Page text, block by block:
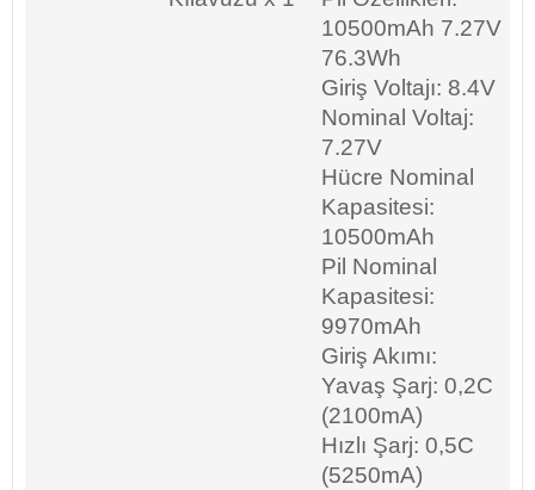
10500mAh 7.27V
76.3Wh
Giriş Voltajı: 8.4V
Nominal Voltaj:
7.27V
Hücre Nominal
Kapasitesi:
10500mAh
Pil Nominal
Kapasitesi:
9970mAh
Giriş Akımı:
Yavaş Şarj: 0,2C
(2100mA)
Hızlı Şarj: 0,5C
(5250mA)